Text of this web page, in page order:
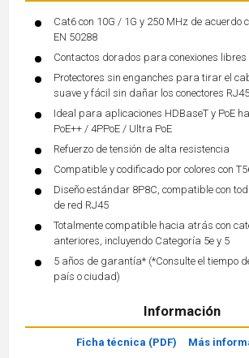
Cat6 con 10G / 1G y 250 MHz de acuerdo
EN 50288
Contactos dorados para conexiones libres
Protectores sin enganches para tirar el
suave y fácil sin dañar los conectores RJ45
Ideal para aplicaciones HDBaseT y PoE
PoE++ / 4PPoE / Ultra PoE
Refuerzo de tensión de alta resistencia
Compatible y codificado por colores con
Diseño estándar 8P8C, compatible con
de red RJ45
Totalmente compatible hacia atrás con
anteriores, incluyendo Categoría 5e y 5
5 años de garantía* (*Consulte el tiempo
país o ciudad)
Información
Ficha técnica (PDF) Más